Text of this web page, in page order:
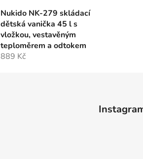
Nukido NK-279 skládací
dětská vanička 45 l s
vložkou, vestavěným
teploměrem a odtokem
889 Kč